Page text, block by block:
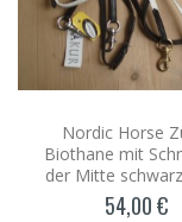
Nordic Horse
Biothane mit
der Mitte
54,00 €